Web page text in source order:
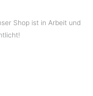
Shop ist in Arbeit und